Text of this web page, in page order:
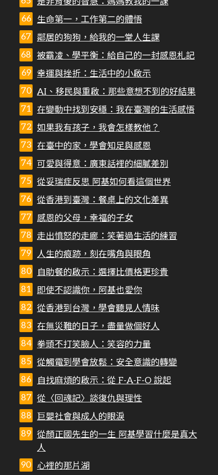
生命第一，工作第二的體悟
鄰居的狗狗，給我的一堂人生課
被霸凌、學平衡：給自己的一封感恩札記
幸運與挫折：生活中的小啟示
AI、移民與重啟：那些意想不到的好結果
在變動中找到安穩：我在臺灣的生活感悟
如果我有孩子，我會怎樣教他？
在臺中的家，學會知足與感恩
可愛與得意：廣東話裡的細膩差別
從妥瑞症反思 阿基如何看這個世界
從香港到臺灣：餐桌上的文化差異
感恩的父母，幸福的子女
走出憤怒的走廊：笑著過生活的練習
人生的痕跡，刻在嘴角與眼角
自助餐的啟示：選擇比價格更珍貴
即使不認識你，阿基也愛你
從香港到台灣，學會聽見人情味
在無災難的日子，盡量做個好人
拳頭不打笑臉人：笑容的力量
從觸電到學會放鬆：安全意識的轉變
自找麻煩的啟示：從 F-A-F-O 說起
從〈回魂記〉談復仇與理性
巨嬰社會與成人的眼淚
從顏正國先生的一生 阿基學習什麼是真大
人
心裡的那片湖